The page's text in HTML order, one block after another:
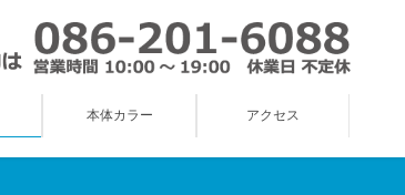
本体カラー アクセス